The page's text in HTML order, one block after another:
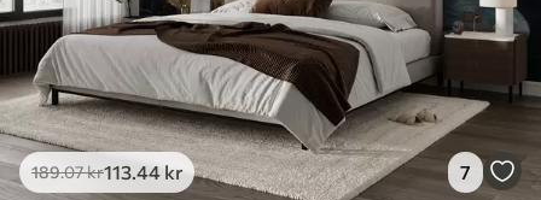
189.07kr113 .44 kr 7